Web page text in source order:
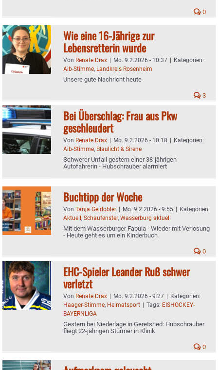
0
Wie eine 16-Jährige zur
Lebensretterin wurde
Von Renate Drax | Mo. 9.2.2026 - 10:37 | Kategorien:
Aib-Stimme, Landkreis Rosenheim
Unsere gute Nachricht heute
3
Bei Überschlag: Frau aus Pkw
geschleudert
Von Renate Drax | Mo. 9.2.2026 - 10:18 | Kategorien:
Aib-Stimme, Blaulicht & Sirene
Schwerer Unfall gestern einer 38-jährigen
Autofahrerin - Hubschrauber alarmiert
Buchtipp der Woche
Von Tanja Geidobler | Mo. 9.2.2026 - 9:55 | Kategorien:
Aktuell, Schaufenster, Wasserburg aktuell
Mit dem Wasserburger Fabula - Wieder mit Verlosung
- Heute geht es um ein Kinderbuch
0
EHC-Spieler Leander Ruß schwer
verletzt
Von Renate Drax | Mo. 9.2.2026 - 9:27 | Kategorien:
Haager-Stimme, Heimatsport | Tags: EISHOCKEY-
BAYERNLIGA
Gestern bei Niederlage in Geretsried: Hubschrauber
fliegt 22-jährigen Stürmer in Klinik
0